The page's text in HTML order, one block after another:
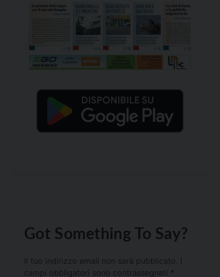
Got Something To Say?
Il tuo indirizzo email non sarà pubblicato.
campi obbligatori sono contrassegnati *